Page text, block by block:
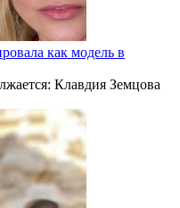
как модель в
Клавдия Земцова